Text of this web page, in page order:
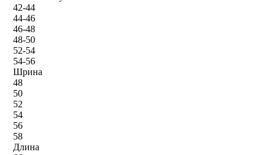
42-44
44-46
46-48
48-50
52-54
54-56
Шрина
48
50
52
54
56
58
Длина